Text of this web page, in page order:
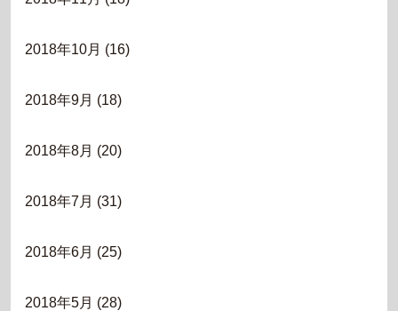
2018年10月 (16)
2018年9月 (18)
2018年8月 (20)
2018年7月 (31)
2018年6月 (25)
2018年5月 (28)